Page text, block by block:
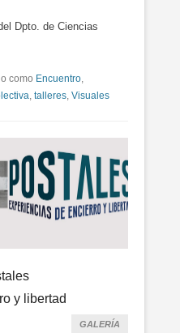
Dpto. de Ciencias
como Encuentro
talleres Visuales
y libertad
GALERÍA